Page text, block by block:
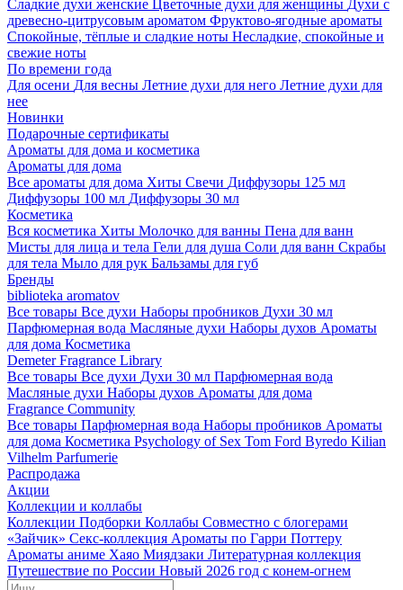
Сладкие духи женские Цветочные духи для женщины Духи с
древесно-цитрусовым ароматом Фруктово-ягодные ароматы
Спокойные, тёплые и сладкие ноты Несладкие, спокойные и
свежие ноты
По времени года
Для осени Для весны Летние духи для него Летние духи для
нее
Новинки
Подарочные сертификаты
Ароматы для дома и косметика
Ароматы для дома
Все ароматы для дома Хиты Свечи Диффузоры 125 мл
Диффузоры 100 мл Диффузоры 30 мл
Косметика
Вся косметика Хиты Молочко для ванны Пена для ванн
Мисты для лица и тела Гели для душа Соли для ванн Скрабы
для тела Мыло для рук Бальзамы для губ
Бренды
biblioteka aromatov
Все товары Все духи Наборы пробников Духи 30 мл
Парфюмерная вода Масляные духи Наборы духов Ароматы
для дома Косметика
Demeter Fragrance Library
Все товары Все духи Духи 30 мл Парфюмерная вода
Масляные духи Наборы духов Ароматы для дома
Fragrance Community
Все товары Парфюмерная вода Наборы пробников Ароматы
для дома Косметика Psychology of Sex Tom Ford Byredo Kilian
Vilhelm Parfumerie
Распродажа
Акции
Коллекции и коллабы
Коллекции Подборки Коллабы Совместно с блогерами
«Зайчик» Секс-коллекция Ароматы по Гарри Поттеру
Ароматы аниме Хаяо Миядзаки Литературная коллекция
Путешествие по России Новый 2026 год с конем-огнем